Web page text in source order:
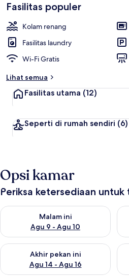
Fasilitas populer
Kolam renang
Fasilitas laundry
Wi-Fi Gratis
Lihat semua
Fasilitas utama (12)
Seperti di rumah sendiri (6)
Opsi kamar
Periksa ketersediaan untuk
Malam ini
Agu 9 - Agu 10
Periksa ketersediaan untuk malam
Akhir pekan ini
Agu 14 - Agu 16
Periksa ketersediaan untuk akhir